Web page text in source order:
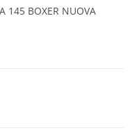
145 BOXER NUOVA